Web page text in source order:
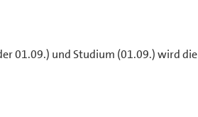
01.09.) und Studium (01.09.) wird die